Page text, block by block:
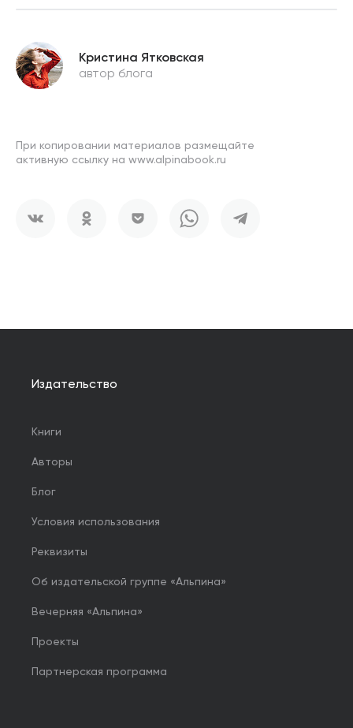
Кристина Ятковская
автор блога
При копировании материалов размещайте
активную ссылку на www.alpinabook.ru
Издательство
Книги
Авторы
Блог
Условия использования
Реквизиты
Об издательской группе «Альпина»
Вечерняя «Альпина»
Проекты
Партнерская программа